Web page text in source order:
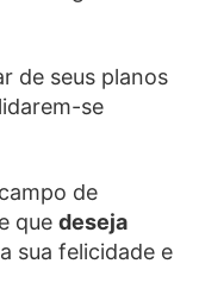
de seus planos
se
de
que deseja
sua felicidade e